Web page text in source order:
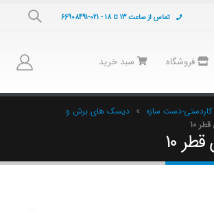
تماس از ساعت 13 تا 18 - 021-66908491
فروشگاه سبد خرید
دست سازه » دیسک های برش و
10
10